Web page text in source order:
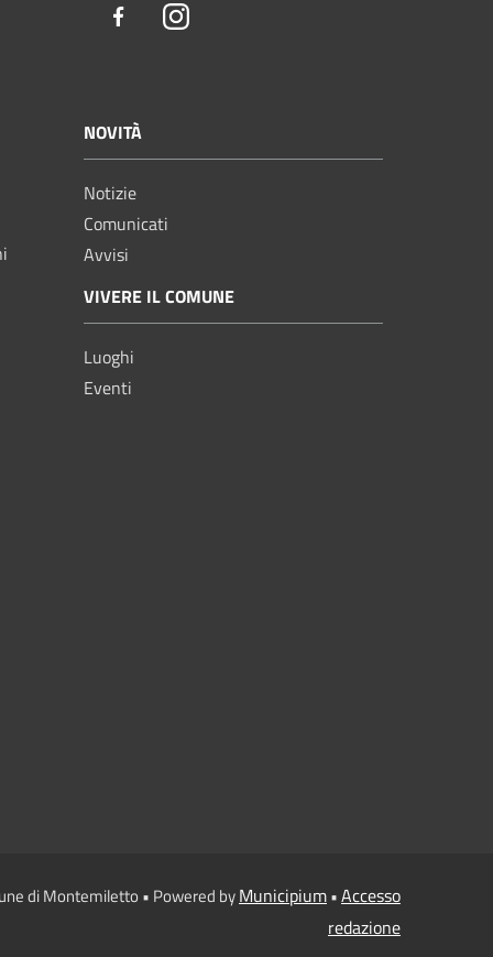
FacebookInstagram
NOVITÀ
Notizie
Comunicati
Avvisi
VIVERE IL COMUNE
Luoghi
Eventi
di Montemiletto • Powered byMunicipium•Accesso
redazione